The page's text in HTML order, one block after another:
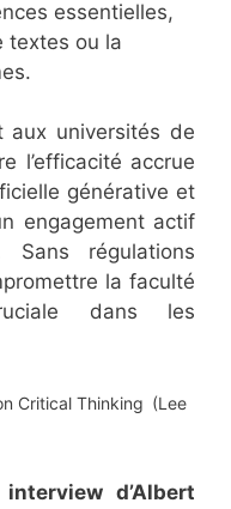
essentielles,
textes ou la
aux universités de
l’efficacité accrue
générative et
engagement actif
régulations
la faculté
dans les
Critical Thinking (Lee
d’Albert